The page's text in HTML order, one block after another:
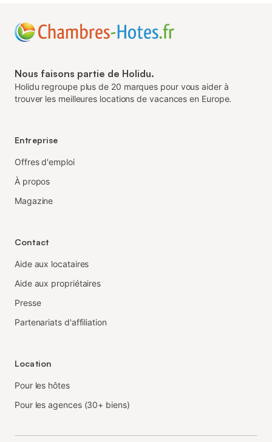
Nous faisons partie de Holidu.
Holidu regroupe plus de 20 marques pour vous aider à
trouver les meilleures locations de vacances en Europe.
Entreprise
Offres d'emploi
À propos
Magazine
Contact
Aide aux locataires
Aide aux propriétaires
Presse
Partenariats d'affiliation
Location
Pour les hôtes
Pour les agences (30+ biens)